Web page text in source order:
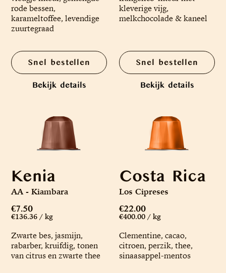
rode bessen,
karameltoffee, levendige
zuurtegraad
Snel bestellen
Bekijk details
kleverige vijg,
melkchocolade & kaneel
Snel bestellen
Bekijk details
Kenia
AA - Kiambara
€7.50
€136.36 / kg
Zwarte bes, jasmijn,
rabarber, kruifdig, tonen
van citrus en zwarte thee
Costa Rica
Los Cipreses
€22.00
€400.00 / kg
Clementine, cacao,
citroen, perzik, thee,
sinaasappel-mentos